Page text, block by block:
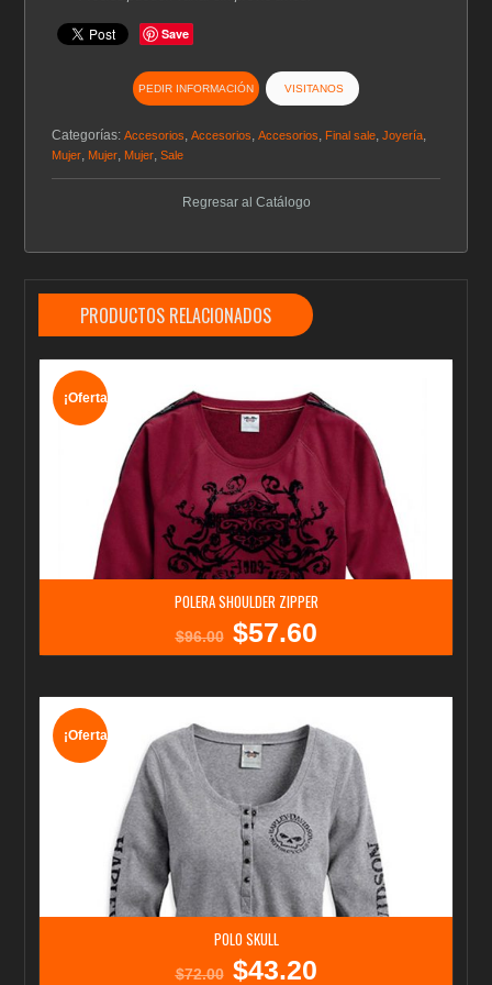
Save
PEDIR INFORMACIÓN VISITANOS
Categorías:Accesorios,Accesorios,Accesorios, Final sale,Joyería,
Mujer, Mujer, Mujer,Sale
Regresar al Catálogo
PRODUCTOS RELACIONADOS
¡Oferta!
POLERA SHOULDER ZIPPER
$96.00
El
$57.60El
¡Oferta!
POLO SKULL
$72.00
El
$43.20El